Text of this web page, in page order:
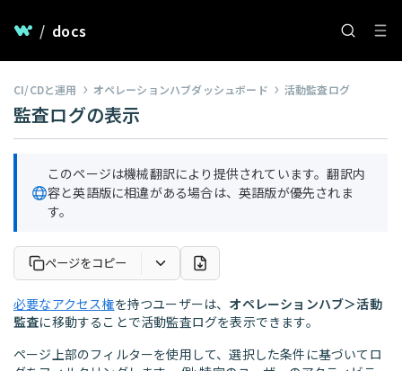
/ docs
CI/CDと運用 オペレーションハブダッシュボード 活動監査ログ
監査ログの表示
このページは機械翻訳により提供されています。翻訳内
容と英語版に相違がある場合は、英語版が優先されま
す。
ページをコピー
必要なアクセス権を持つユーザーは、 オペレーションハブ＞活動
監査に移動することで活動監査ログを表示できます。
ページ上部のフィルターを使用して、選択した条件に基づいてロ